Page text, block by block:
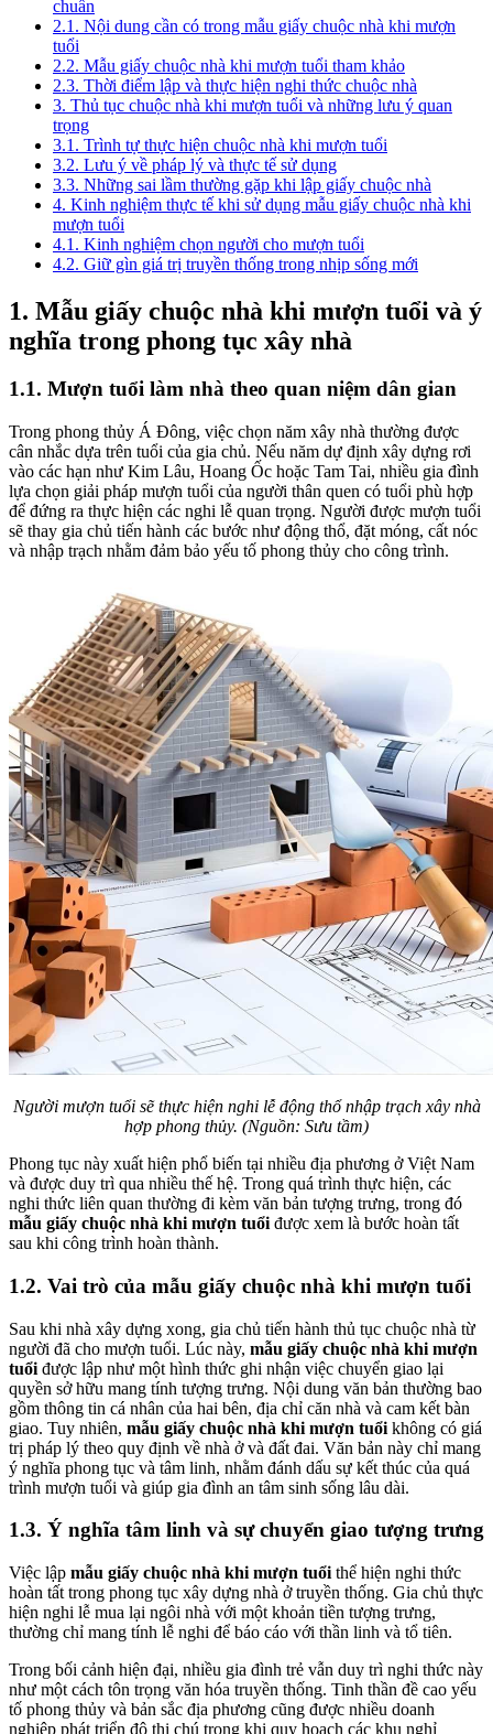
chuẩn
2.1. Nội dung cần có trong mẫu giấy chuộc nhà khi mượn
tuổi
2.2. Mẫu giấy chuộc nhà khi mượn tuổi tham khảo
2.3. Thời điểm lập và thực hiện nghi thức chuộc nhà
3. Thủ tục chuộc nhà khi mượn tuổi và những lưu ý quan
trọng
3.1. Trình tự thực hiện chuộc nhà khi mượn tuổi
3.2. Lưu ý về pháp lý và thực tế sử dụng
3.3. Những sai lầm thường gặp khi lập giấy chuộc nhà
4. Kinh nghiệm thực tế khi sử dụng mẫu giấy chuộc nhà khi
mượn tuổi
4.1. Kinh nghiệm chọn người cho mượn tuổi
4.2. Giữ gìn giá trị truyền thống trong nhịp sống mới
1. Mẫu giấy chuộc nhà khi mượn tuổi và ý
nghĩa trong phong tục xây nhà
1.1. Mượn tuổi làm nhà theo quan niệm dân gian
Trong phong thủy Á Đông, việc chọn năm xây nhà thường được
cân nhắc dựa trên tuổi của gia chủ. Nếu năm dự định xây dựng rơi
vào các hạn như Kim Lâu, Hoang Ốc hoặc Tam Tai, nhiều gia đình
lựa chọn giải pháp mượn tuổi của người thân quen có tuổi phù hợp
để đứng ra thực hiện các nghi lễ quan trọng. Người được mượn tuổi
sẽ thay gia chủ tiến hành các bước như động thổ, đặt móng, cất nóc
và nhập trạch nhằm đảm bảo yếu tố phong thủy cho công trình.
Người mượn tuổi sẽ thực hiện nghi lễ động thổ nhập trạch xây nhà
hợp phong thủy. (Nguồn: Sưu tầm)
Phong tục này xuất hiện phổ biến tại nhiều địa phương ở Việt Nam
và được duy trì qua nhiều thế hệ. Trong quá trình thực hiện, các
nghi thức liên quan thường đi kèm văn bản tượng trưng, trong đó
mẫu giấy chuộc nhà khi mượn tuổi được xem là bước hoàn tất
sau khi công trình hoàn thành.
1.2. Vai trò của mẫu giấy chuộc nhà khi mượn tuổi
Sau khi nhà xây dựng xong, gia chủ tiến hành thủ tục chuộc nhà từ
người đã cho mượn tuổi. Lúc này, mẫu giấy chuộc nhà khi mượn
tuổi được lập như một hình thức ghi nhận việc chuyển giao lại
quyền sở hữu mang tính tượng trưng. Nội dung văn bản thường bao
gồm thông tin cá nhân của hai bên, địa chỉ căn nhà và cam kết bàn
giao. Tuy nhiên, mẫu giấy chuộc nhà khi mượn tuổi không có giá
trị pháp lý theo quy định về nhà ở và đất đai. Văn bản này chỉ mang
ý nghĩa phong tục và tâm linh, nhằm đánh dấu sự kết thúc của quá
trình mượn tuổi và giúp gia đình an tâm sinh sống lâu dài.
1.3. Ý nghĩa tâm linh và sự chuyển giao tượng trưng
Việc lập mẫu giấy chuộc nhà khi mượn tuổi thể hiện nghi thức
hoàn tất trong phong tục xây dựng nhà ở truyền thống. Gia chủ thực
hiện nghi lễ mua lại ngôi nhà với một khoản tiền tượng trưng,
thường chỉ mang tính lễ nghi để báo cáo với thần linh và tổ tiên.
Trong bối cảnh hiện đại, nhiều gia đình trẻ vẫn duy trì nghi thức này
như một cách tôn trọng văn hóa truyền thống. Tinh thần đề cao yếu
tố phong thủy và bản sắc địa phương cũng được nhiều doanh
nghiệp phát triển đô thị chú trọng khi quy hoạch các khu nghỉ